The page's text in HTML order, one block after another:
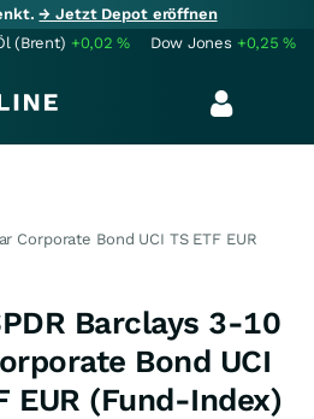
→ Jetzt Depot eröffnen
(Brent) +0,02% Dow Jones +0,25%
Corporate Bond UCI TS ETF EUR
Barclays 3-10
Bond UCI
EUR (Fund-Index)